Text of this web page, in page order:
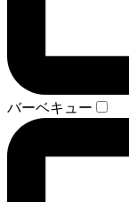
バーベキュー